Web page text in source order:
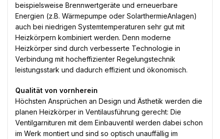
beispielsweise Brennwertgeräte und erneuerbare
Energien (z.B. Wärmepumpe oder SolarthermieAnlagen)
auch bei niedrigen Systemtemperaturen sehr gut mit
Heizkörpern kombiniert werden. Denn moderne
Heizkörper sind durch verbesserte Technologie in
Verbindung mit hocheffizienter Regelungstechnik
leistungsstark und dadurch effizient und ökonomisch.
Qualität von vornherein
Höchsten Ansprüchen an Design und Ästhetik werden die
planen Heizkörper in Ventilausführung gerecht: Die
Ventilgarnituren mit dem Einbauventil werden dabei schon
im Werk montiert und sind so optisch unauffällig im